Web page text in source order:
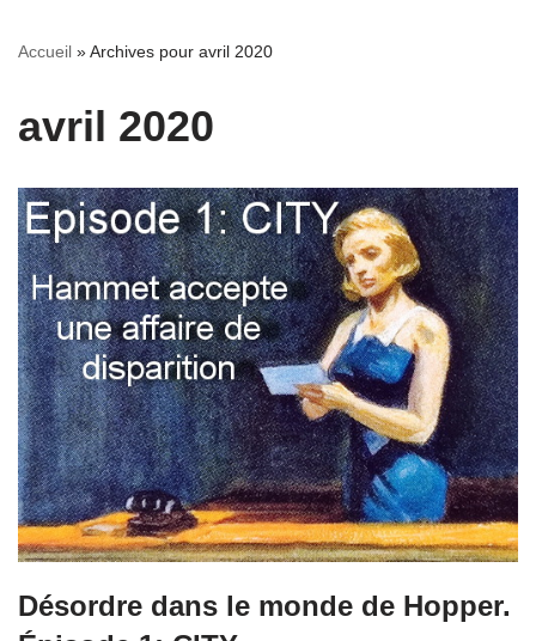
Accueil »Archives pour avril 2020
avril 2020
Désordre dans le monde de Hopper.